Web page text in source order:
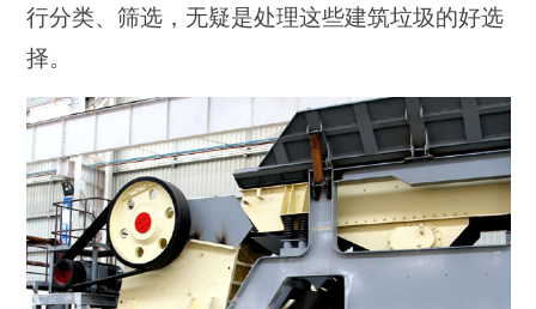
行分类、筛选，无疑是处理这些建筑垃圾的好选
择。